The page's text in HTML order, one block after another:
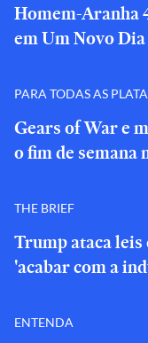
Homem-Aranha
em Um Novo Dia
PARA TODAS AS
Gears of War e
o fim de semana
THE BRIEF
Trump ataca leis
'acabar com a
ENTENDA